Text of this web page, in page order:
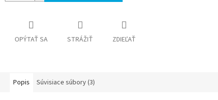
OPÝTAŤ SA STRÁŽIŤ ZDIEĽAŤ
Popis Súvisiace súbory (3)